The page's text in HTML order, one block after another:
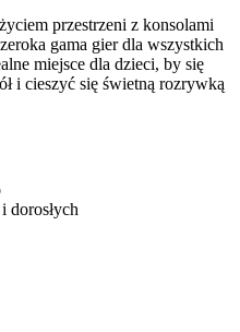
przestrzeni z konsolami
gama gier dla wszystkich
miejsce dla dzieci, by się
i cieszyć się świetną rozrywką
dorosłych